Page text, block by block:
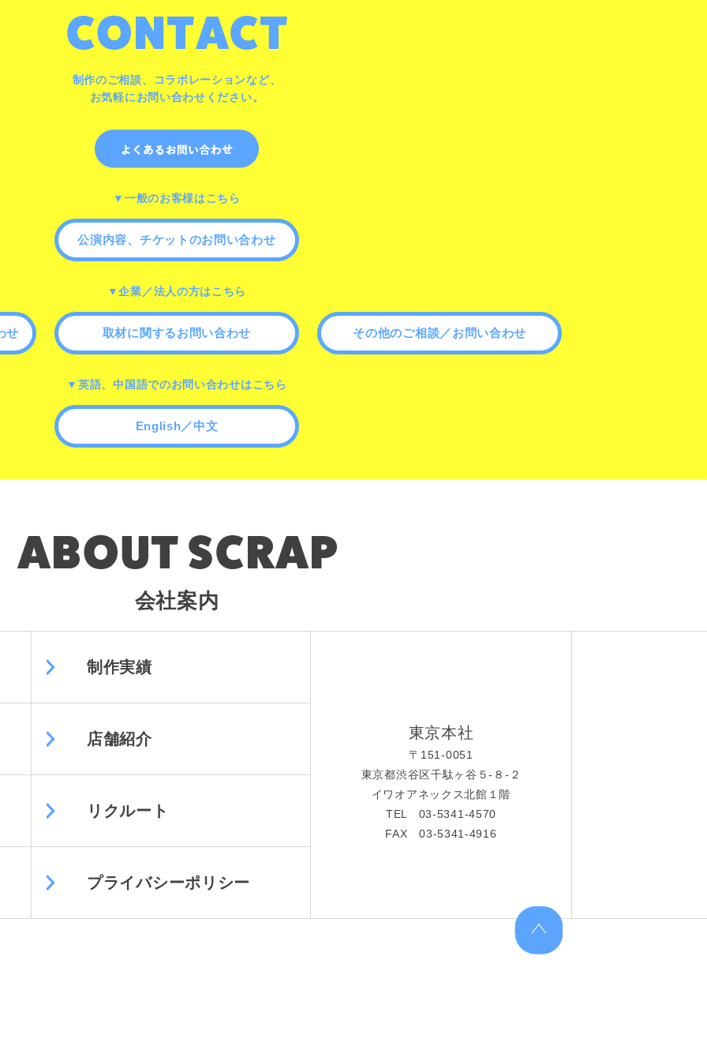
制作のご相談、コラボレーションなど、
お気軽にお問い合わせください。
▼一般のお客様はこちら
公演内容、チケットのお問い合わせ
▼企業／法人の方はこちら
せ 取材に関するお問い合わせ その他のご相談／お問い合わせ
▼英語、中国語でのお問い合わせはこちら
English／中文
会社案内
制作実績
店舗紹介
リクルート
プライバシーポリシー
東京本社
〒151-0051
東京都渋谷区千駄ヶ谷５-８-２
イワオアネックス北館１階
TEL 03-5341-4570
FAX 03-5341-4916